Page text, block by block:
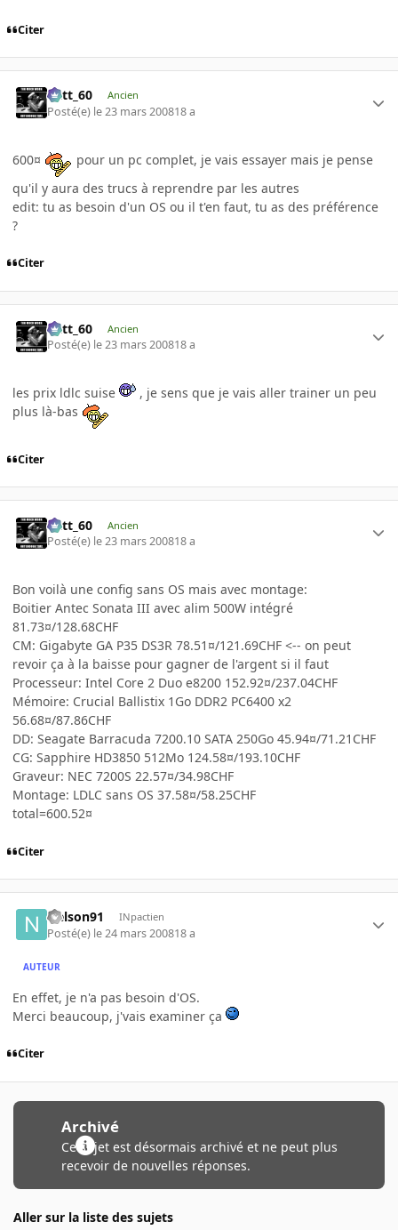
Citer
Batt_60 Ancien
Posté(e) le 23 mars 200818 a
600¤
pour un pc complet, je vais essayer mais je pense
qu'il y aura des trucs à reprendre par les autres
edit: tu as besoin d'un OS ou il t'en faut, tu as des préférence
?
Citer
Batt_60 Ancien
Posté(e) le 23 mars 200818 a
les prix ldlc suise
, je sens que je vais aller trainer un peu
plus là-bas
Citer
Batt_60 Ancien
Posté(e) le 23 mars 200818 a
Bon voilà une config sans OS mais avec montage:
Boitier Antec Sonata III avec alim 500W intégré
81.73¤/128.68CHF
CM: Gigabyte GA P35 DS3R 78.51¤/121.69CHF <-- on peut
revoir ça à la baisse pour gagner de l'argent si il faut
Processeur: Intel Core 2 Duo e8200 152.92¤/237.04CHF
Mémoire: Crucial Ballistix 1Go DDR2 PC6400 x2
56.68¤/87.86CHF
DD: Seagate Barracuda 7200.10 SATA 250Go 45.94¤/71.21CHF
CG: Sapphire HD3850 512Mo 124.58¤/193.10CHF
Graveur: NEC 7200S 22.57¤/34.98CHF
Montage: LDLC sans OS 37.58¤/58.25CHF
total=600.52¤
Citer
Nelson91 INpactien
Posté(e) le 24 mars 200818 a
AUTEUR
En effet, je n'a pas besoin d'OS.
Merci beaucoup, j'vais examiner ça
Citer
Archivé
Ce sujet est désormais archivé et ne peut plus
recevoir de nouvelles réponses.
Aller sur la liste des sujets